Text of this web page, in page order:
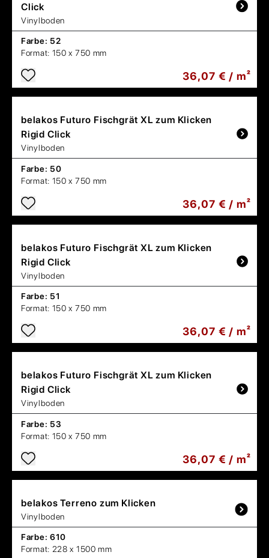
Click
Vinylboden
Farbe: 52
Format: 150 x 750 mm
36,07 € / m²
belakos Futuro Fischgrät XL zum Klicken
Rigid Click
Vinylboden
Farbe: 50
Format: 150 x 750 mm
36,07 € / m²
belakos Futuro Fischgrät XL zum Klicken
Rigid Click
Vinylboden
Farbe: 51
Format: 150 x 750 mm
36,07 € / m²
belakos Futuro Fischgrät XL zum Klicken
Rigid Click
Vinylboden
Farbe: 53
Format: 150 x 750 mm
36,07 € / m²
belakosTerreno zum Klicken
Vinylboden
Farbe: 610
Format: 228 x 1500 mm